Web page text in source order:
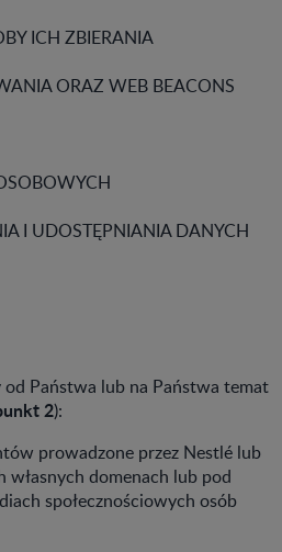
ICH ZBIERANIA
ORAZ WEB BEACONS
I UDOSTĘPNIANIA DANYCH
Państwa lub na Państwa temat
2):
prowadzone przez Nestlé lub
domenach lub pod
społecznościowych osób